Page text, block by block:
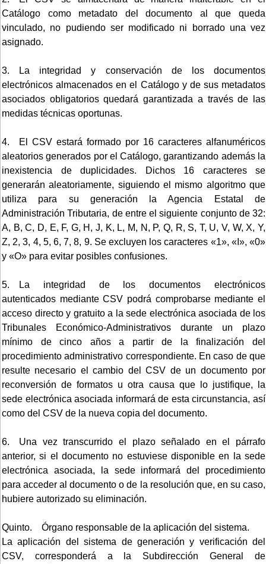
Catálogo como metadato del documento al que queda
vinculado, no pudiendo ser modificado ni borrado una vez
asignado.
3. La integridad y conservación de los documentos
electrónicos almacenados en el Catálogo y de sus metadatos
asociados obligatorios quedará garantizada a través de las
medidas técnicas oportunas.
4. El CSV estará formado por 16 caracteres alfanuméricos
aleatorios generados por el Catálogo, garantizando además la
inexistencia de duplicidades. Dichos 16 caracteres se
generarán aleatoriamente, siguiendo el mismo algoritmo que
utiliza para su generación la Agencia Estatal de
Administración Tributaria, de entre el siguiente conjunto de 32:
A, B, C, D, E, F, G, H, J, K, L, M, N, P, Q, R, S, T, U, V, W, X, Y,
Z, 2, 3, 4, 5, 6, 7, 8, 9. Se excluyen los caracteres «1», «I», «0»
y «O» para evitar posibles confusiones.
5. La integridad de los documentos electrónicos
autenticados mediante CSV podrá comprobarse mediante el
acceso directo y gratuito a la sede electrónica asociada de los
Tribunales Económico-Administrativos durante un plazo
mínimo de cinco años a partir de la finalización del
procedimiento administrativo correspondiente. En caso de que
resulte necesario el cambio del CSV de un documento por
reconversión de formatos u otra causa que lo justifique, la
sede electrónica asociada informará de esta circunstancia, así
como del CSV de la nueva copia del documento.
6. Una vez transcurrido el plazo señalado en el párrafo
anterior, si el documento no estuviese disponible en la sede
electrónica asociada, la sede informará del procedimiento
para acceder al documento o de la resolución que, en su caso,
hubiere autorizado su eliminación.
Quinto. Órgano responsable de la aplicación del sistema.
La aplicación del sistema de generación y verificación del
CSV, corresponderá a la Subdirección General de